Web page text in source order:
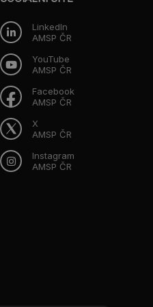
LinkedIn
AMSP ČR
YouTube
AMSP ČR
Facebook
AMSP ČR
X
AMSP ČR
Instagram
AMSP ČR